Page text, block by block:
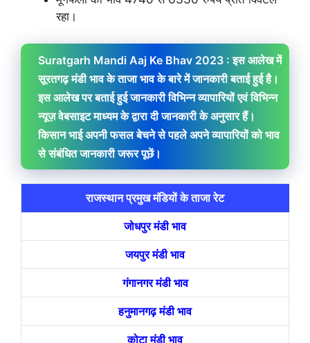
रहा।
Suratgarh Mandi Aaj Ke Bhav 2023 : इस आलेख में
सूरतगढ़ मंडी भाव के ताजा भाव के बारे में जानकारी बताई हुई है।
इस आलेख पर बताई हुई जानकारी विभिन्न व्यापारियों एवं विभिन्न
न्यूज़ वेबसाइट माध्यम के द्वारा दी जानकारी के अनुसार हैं।
किसान भाई अपनी फसल बेचने से पहले अपने व्यापारियों को भाव
से संबंधित जानकारी जरूर पूछें।
राजस्थान प्रमुख मंडियों के ताजा रेट
जोधपुर मंडी भाव
जयपुर मंडी भाव
गंगानगर मंडी भाव
हनुमानगढ़ मंडी भाव
कोटा मंडी भाव